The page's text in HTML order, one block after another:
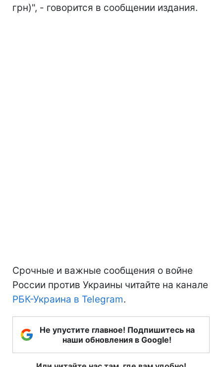
грн)", - говорится в сообщении издания.
Срочные и важные сообщения о войне
России против Украины читайте на канале
РБК-Украина в Telegram.
Не упустите главное! Подпишитесь на
наши обновления в Google!